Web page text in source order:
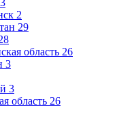
3
2
29
область 26
3
3
область 26